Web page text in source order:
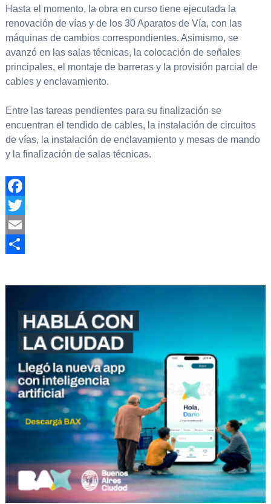
Hasta el momento, la obra en curso tiene ejecutada la
renovación de vías y de los 30 Aparatos de Vía, con las
máquinas de cambios correspondientes. Asimismo, se
avanzó en las salas técnicas, la colocación de señales
principales, el montaje de barreras y la provisión parcial de
cables y enclavamiento.
Entre las tareas pendientes para su finalización se
encuentran el tendido de cables, la instalación de circuitos
de vías, la instalación de enclavamiento y mesas de mando
y la finalización de salas técnicas.
Facebook
Twitter
Email